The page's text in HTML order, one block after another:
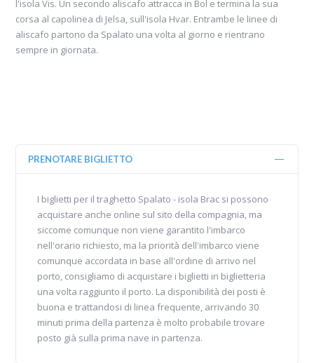
l'isola Vis. Un secondo aliscafo attracca in Bol e termina la sua
corsa al capolinea di Jelsa, sull'isola Hvar. Entrambe le linee di
aliscafo partono da Spalato una volta al giorno e rientrano
sempre in giornata.
PRENOTARE BIGLIETTO
I biglietti per il traghetto Spalato - isola Brac si possono
acquistare anche online sul sito della compagnia, ma
siccome comunque non viene garantito l'imbarco
nell'orario richiesto, ma la priorità dell'imbarco viene
comunque accordata in base all'ordine di arrivo nel
porto, consigliamo di acquistare i biglietti in biglietteria
una volta raggiunto il porto. La disponibilità dei posti è
buona e trattandosi di linea frequente, arrivando 30
minuti prima della partenza è molto probabile trovare
posto già sulla prima nave in partenza.